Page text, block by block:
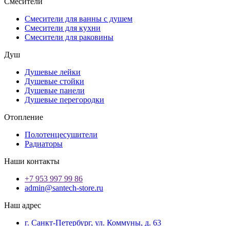
Смесители для ванны с душем
Смесители для кухни
Смесители для раковины
Душ
Душевые лейки
Душевые стойки
Душевые панели
Душевые перегородки
Отопление
Полотенцесушители
Радиаторы
Наши контакты
+7 953 997 99 86
admin@santech-store.ru
Наш адрес
г. Санкт-Петербург, ул. Коммуны, д. 63